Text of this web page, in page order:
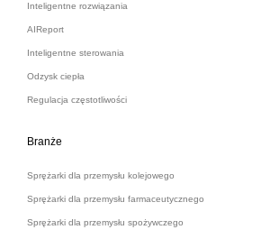
Inteligentne rozwiązania
AIReport
Inteligentne sterowania
Odzysk ciepła
Regulacja częstotliwości
Branże
Sprężarki dla przemysłu kolejowego
Sprężarki dla przemysłu farmaceutycznego
Sprężarki dla przemysłu spożywczego